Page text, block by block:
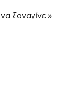
ξαναγίνει»